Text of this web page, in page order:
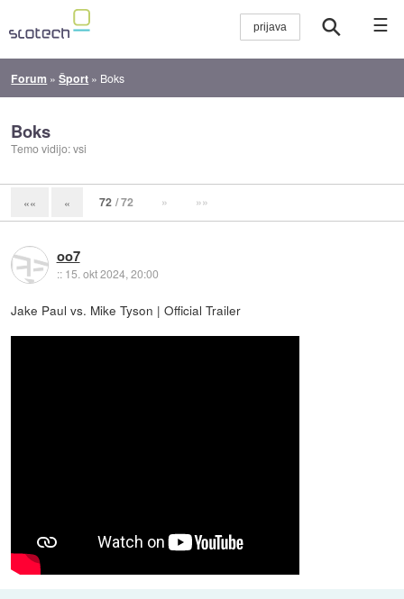
☰
Forum »Šport » Boks
Boks
Temo vidijo: vsi
«« « 72 / 72 » »»
oo7
:: 15. okt 2024, 20:00
Jake Paul vs. Mike Tyson | Official Trailer